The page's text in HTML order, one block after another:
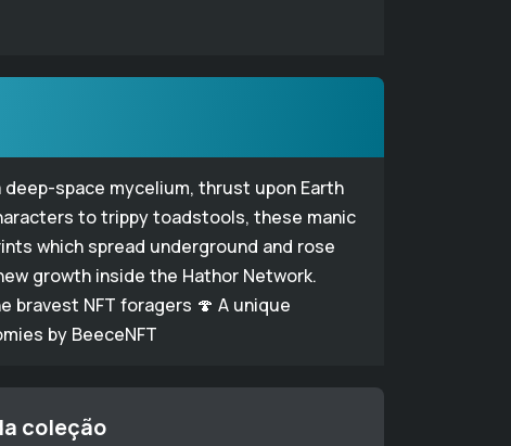
space mycelium, thrust upon Earth
to trippy toadstools, these manic
which spread underground and rose
growth inside the Hathor Network.
bravest NFT foragers 🍄 A unique
by BeeceNFT
coleção